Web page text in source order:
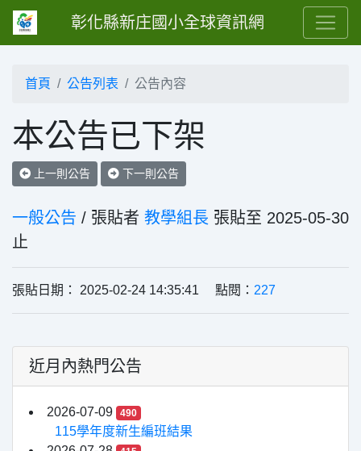
彰化縣新庄國小全球資訊網
首頁 公告列表 公告內容
本公告已下架
上一則公告 下一則公告
一般公告 / 張貼者 教學組長 張貼至 2025-05-30
止
張貼日期： 2025-02-24 14:35:41 點閱： 227
近月內熱門公告
2026-07-09 490
115學年度新生編班結果